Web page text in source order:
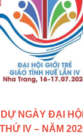
NGÀY ĐẠI
IV – NĂM